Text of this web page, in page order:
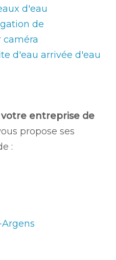
d'eau
de
caméra
d'eau arrivée d'eau
entreprise de
propose ses
: